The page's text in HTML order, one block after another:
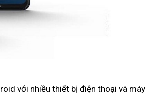
với nhiều thiết bị điện thoại và máy